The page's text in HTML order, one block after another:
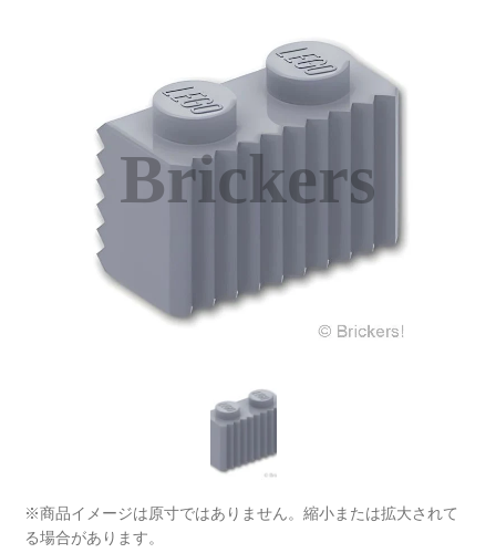
※商品イメージは原寸ではありません。縮小または拡大されて
る場合があります。